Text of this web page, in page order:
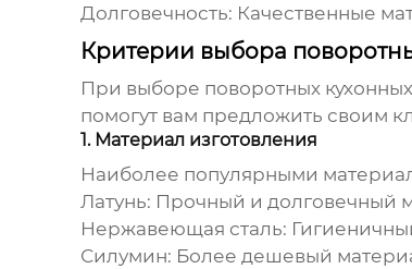
Долговечность: Качественные
Критерии выбора
При выборе поворотных
помогут вам предложить своим
1. Материал изготовления
Наиболее популярными
Латунь: Прочный и долговечный
Нержавеющая сталь:
Силумин: Более дешевый